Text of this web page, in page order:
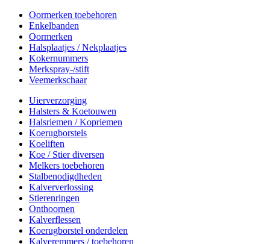
Oormerken toebehoren
Enkelbanden
Oormerken
Halsplaatjes / Nekplaatjes
Kokernummers
Merkspray-/stift
Veemerkschaar
Uierverzorging
Halsters & Koetouwen
Halsriemen / Kopriemen
Koerugborstels
Koeliften
Koe / Stier diversen
Melkers toebehoren
Stalbenodigdheden
Kalververlossing
Stierenringen
Onthoornen
Kalverflessen
Koerugborstel onderdelen
Kalveremmers / toebehoren